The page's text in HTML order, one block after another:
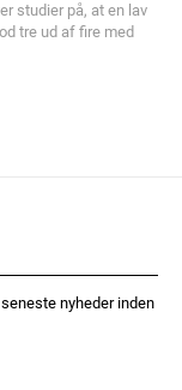
studier på, at en lav
tre ud af fire med
nyheder inden